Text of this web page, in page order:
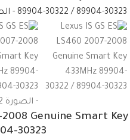
2008 Genuine Smart Key
30323